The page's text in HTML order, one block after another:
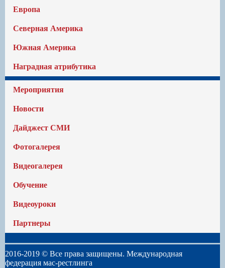
Европа
Северная Америка
Южная Америка
Наградная атрибутика
Мероприятия
Новости
Дайджест СМИ
Фотогалерея
Видеогалерея
Обучение
Видеоуроки
Партнеры
2016-2019 © Все права защищены. Международная
федерация мас-рестлинга